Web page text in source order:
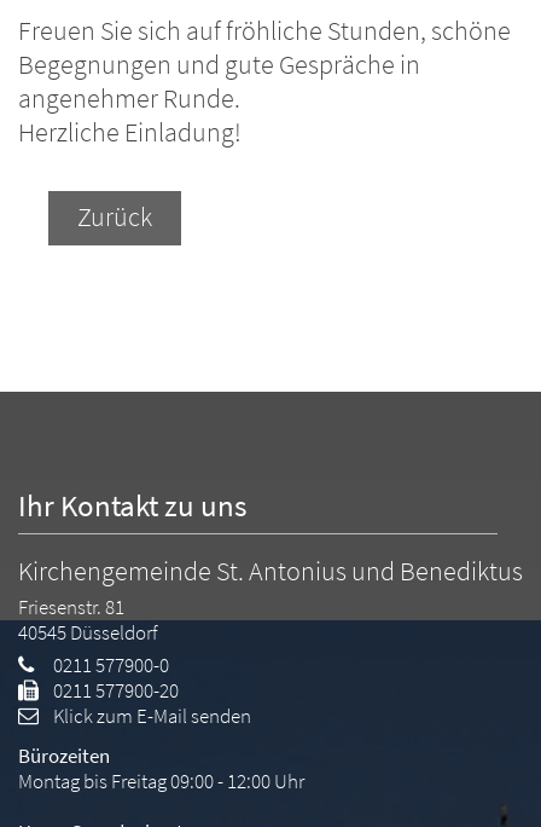
Freuen Sie sich auf fröhliche Stunden, schöne
Begegnungen und gute Gespräche in
angenehmer Runde.
Herzliche Einladung!
Zurück
Ihr Kontakt zu uns
Kirchengemeinde St. Antonius und Benediktus
Friesenstr. 81
40545Düsseldorf
0211 577900-0
0211 577900-20
Klick zum E-Mail senden
Bürozeiten
Montag bis Freitag 09:00 - 12:00 Uhr